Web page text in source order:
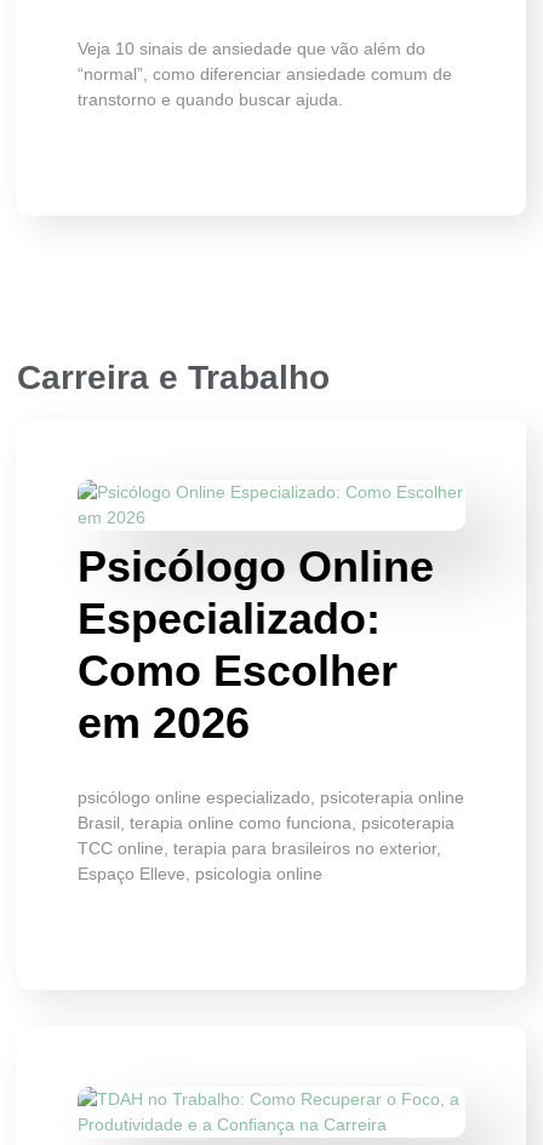
Veja 10 sinais de ansiedade que vão além do
“normal”, como diferenciar ansiedade comum de
transtorno e quando buscar ajuda.
Carreira e Trabalho
Psicólogo Online
Especializado:
Como Escolher
em 2026
psicólogo online especializado, psicoterapia online
Brasil, terapia online como funciona, psicoterapia
TCC online, terapia para brasileiros no exterior,
Espaço Elleve, psicologia online